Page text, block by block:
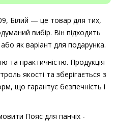
Білий — це товар для тих,
вибір. Він підходить
як варіант для подарунка.
та практичністю. Продукція
якості та зберігається з
що гарантує безпечність і
Пояс для панчіх -